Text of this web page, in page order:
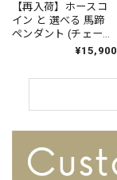
【再入荷】ホースコ
イン と 選べる 馬蹄
ペンダント (チェーン
オプション) 馬 蹄鉄
¥15,900